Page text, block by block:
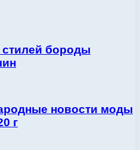
бороды
новости моды
г